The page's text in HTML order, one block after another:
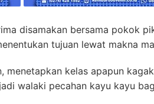
disamakan bersama pokok
tujuan lewat makna
menetapkan kelas apapun
walaki pecahan kayu kayu